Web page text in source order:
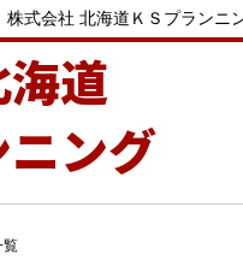
株式会社 北海道ＫＳプランニ
道
ング
覧